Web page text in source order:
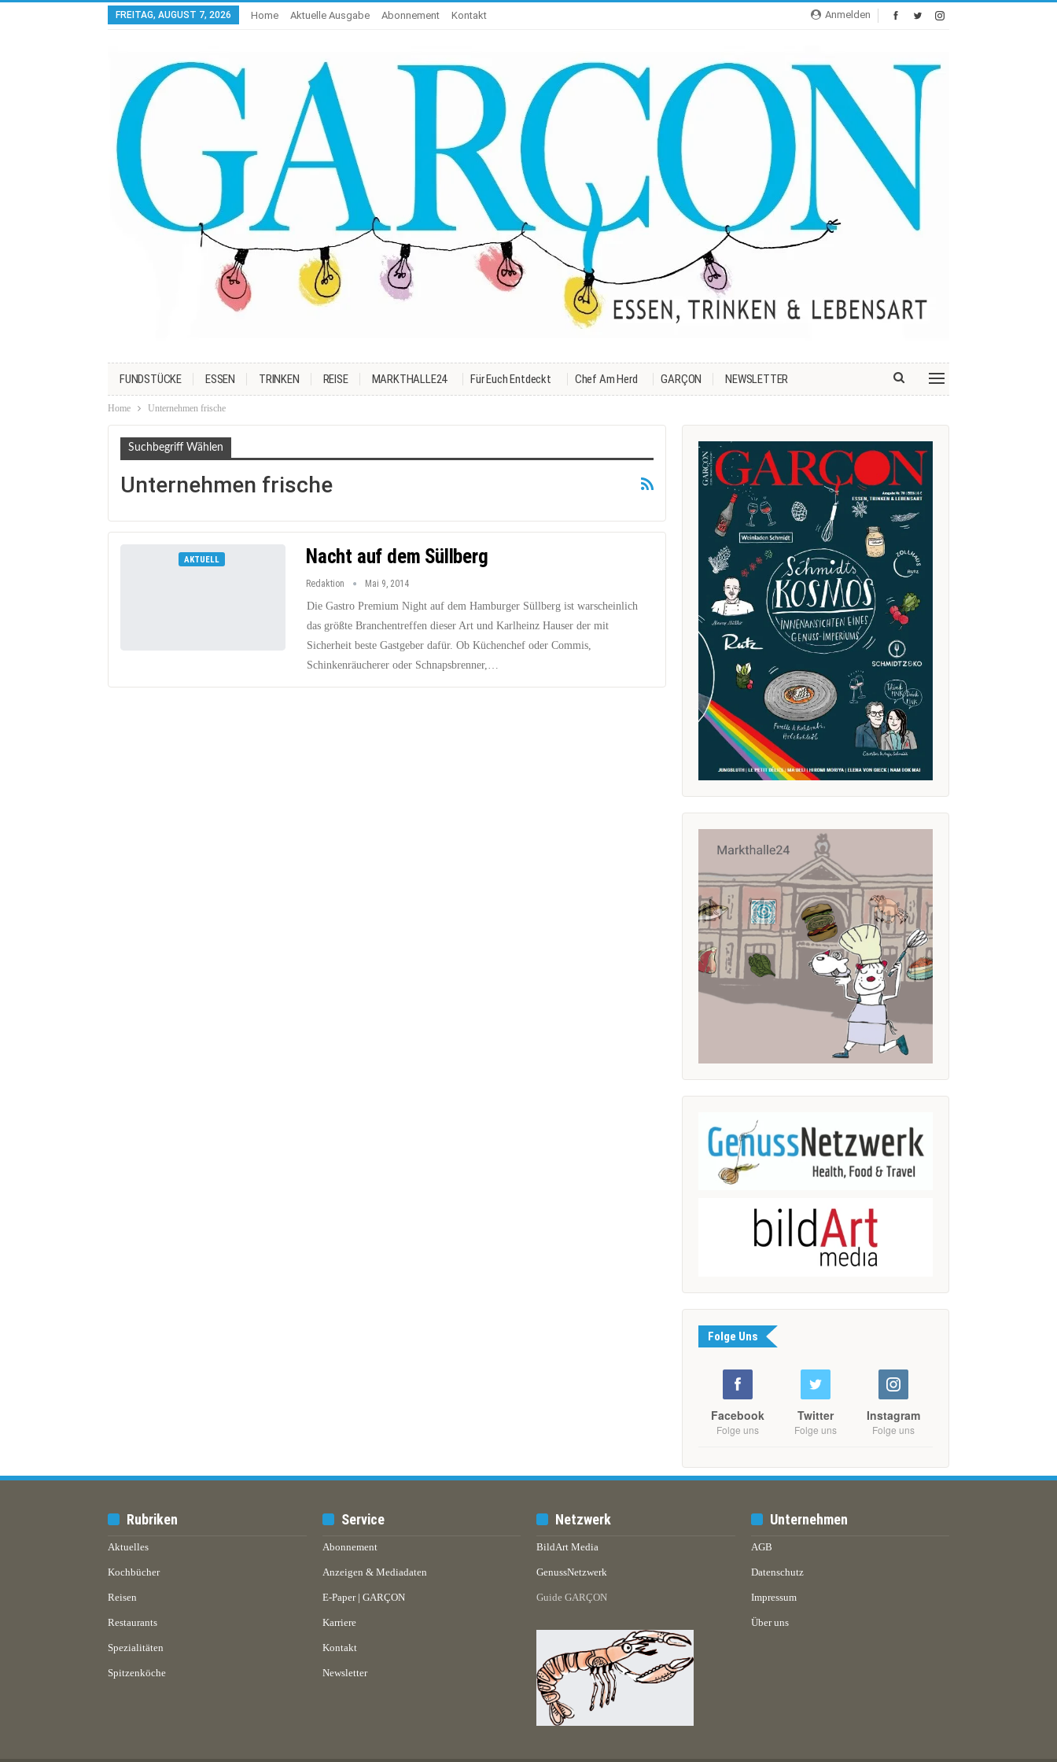
Anmelden
FREITAG, AUGUST 7, 2026 Home Aktuelle Ausgabe Abonnement Kontakt
FUNDSTÜCKE ESSEN TRINKEN REISE MARKTHALLE24 Für Euch Entdeckt Chef Am Herd GARÇON NEWSLETTER
Home Unternehmen frische
Suchbegriff Wählen
Unternehmen frische
AKTUELL Nacht auf dem Süllberg
Redaktion Mai 9, 2014
Die Gastro Premium Night auf dem Hamburger Süllberg ist warscheinlich
das größte Branchentreffen dieser Art und Karlheinz Hauser der mit
Sicherheit beste Gastgeber dafür. Ob Küchenchef oder Commis,
Schinkenräucherer oder Schnapsbrenner,…
Folge Uns
Facebook
Folge uns
Twitter
Folge uns
Instagram
Folge uns
Rubriken
Aktuelles
Kochbücher
Reisen
Restaurants
Spezialitäten
Spitzenköche
Service
Abonnement
Anzeigen & Mediadaten
E-Paper | GARÇON
Karriere
Kontakt
Newsletter
Netzwerk
BildArt Media
GenussNetzwerk
Guide GARÇON
Unternehmen
AGB
Datenschutz
Impressum
Über uns